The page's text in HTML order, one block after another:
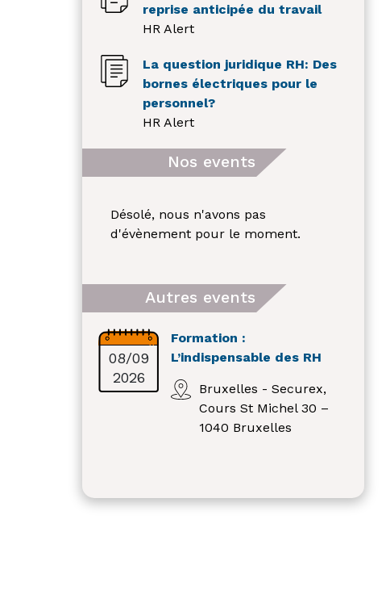
reprise anticipée du travail
HR Alert
La question juridique RH: Des
bornes électriques pour le
personnel?
HR Alert
Nos events
Désolé, nous n'avons pas
d'évènement pour le moment.
Autres events
08/09
2026
Formation :
L’indispensable des RH
Bruxelles - Securex,
Cours St Michel 30 –
1040 Bruxelles